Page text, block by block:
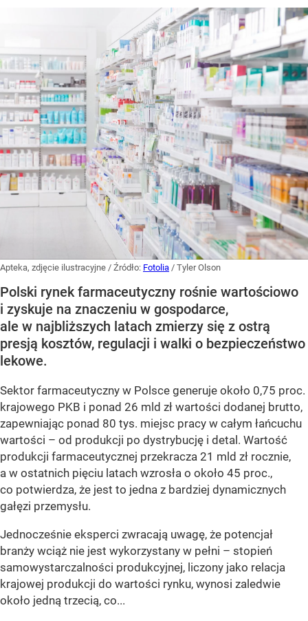
Apteka, zdjęcie ilustracyjne / Źródło: Fotolia / Tyler Olson
Polski rynek farmaceutyczny rośnie wartościowo
i zyskuje na znaczeniu w gospodarce,
ale w najbliższych latach zmierzy się z ostrą
presją kosztów, regulacji i walki o bezpieczeństwo
lekowe.
Sektor farmaceutyczny w Polsce generuje około 0,75 proc.
krajowego PKB i ponad 26 mld zł wartości dodanej brutto,
zapewniając ponad 80 tys. miejsc pracy w całym łańcuchu
wartości – od produkcji po dystrybucję i detal. Wartość
produkcji farmaceutycznej przekracza 21 mld zł rocznie,
a w ostatnich pięciu latach wzrosła o około 45 proc.,
co potwierdza, że jest to jedna z bardziej dynamicznych
gałęzi przemysłu.
Jednocześnie eksperci zwracają uwagę, że potencjał
branży wciąż nie jest wykorzystany w pełni – stopień
samowystarczalności produkcyjnej, liczony jako relacja
krajowej produkcji do wartości rynku, wynosi zaledwie
około jedną trzecią, co...